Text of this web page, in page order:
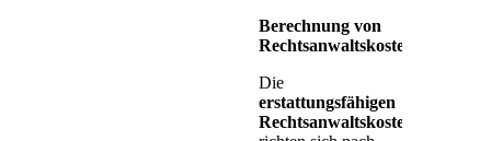
Berechnung von
Rechtsanwaltskosten:
Die
erstattungsfähigen
Rechtsanwaltskosten